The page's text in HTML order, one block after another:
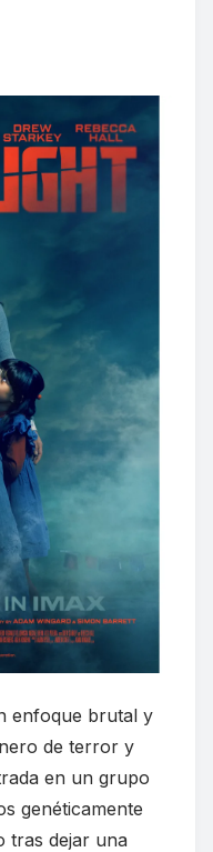
enfoque brutal y
de terror y
en un grupo
genéticamente
tras dejar una